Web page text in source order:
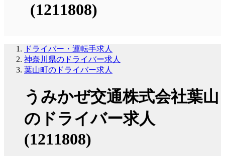
(1211808)
ドライバー・運転手求人
神奈川県のドライバー求人
葉山町のドライバー求人
うみかぜ交通株式会社葉山
のドライバー求人
(1211808)